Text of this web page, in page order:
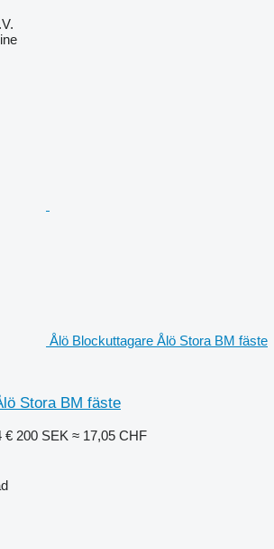
Ålö Blockuttagare Ålö Stora BM fäste
Stora BM fäste
€ 200 SEK ≈ 17,05 CHF